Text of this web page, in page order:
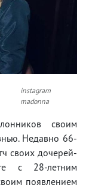
instagram
madonna
своим
Недавно 66-
своих дочерей-
с 28-летним
появлением